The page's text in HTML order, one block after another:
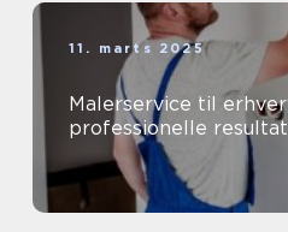
11. marts 2025
Malerservice til
professionelle